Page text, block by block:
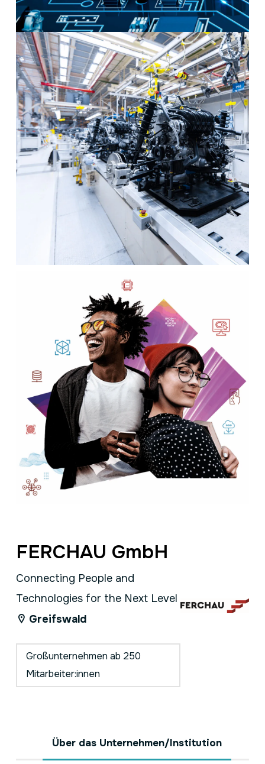
FERCHAU GmbH
Connecting People and
Technologies for the Next Level
Greifswald
Großunternehmen ab 250
Mitarbeiter:innen
Über das Unternehmen/Institution